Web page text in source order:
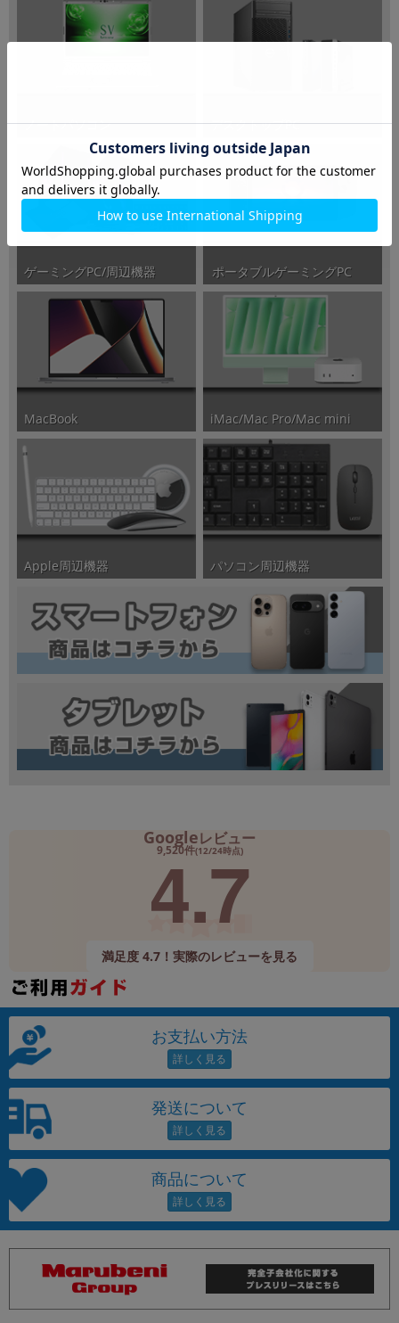
ノートパソコン デスクトップPC
ゲーミングPC/周辺機器 ポータブルゲーミングPC
MacBook iMac/Mac Pro/Mac mini
Apple周辺機器 パソコン周辺機器
Googleレビュー
9,520件(12/24時点)
4.7
満足度 4.7！実際のレビューを見る
お支払い方法
発送について
商品について